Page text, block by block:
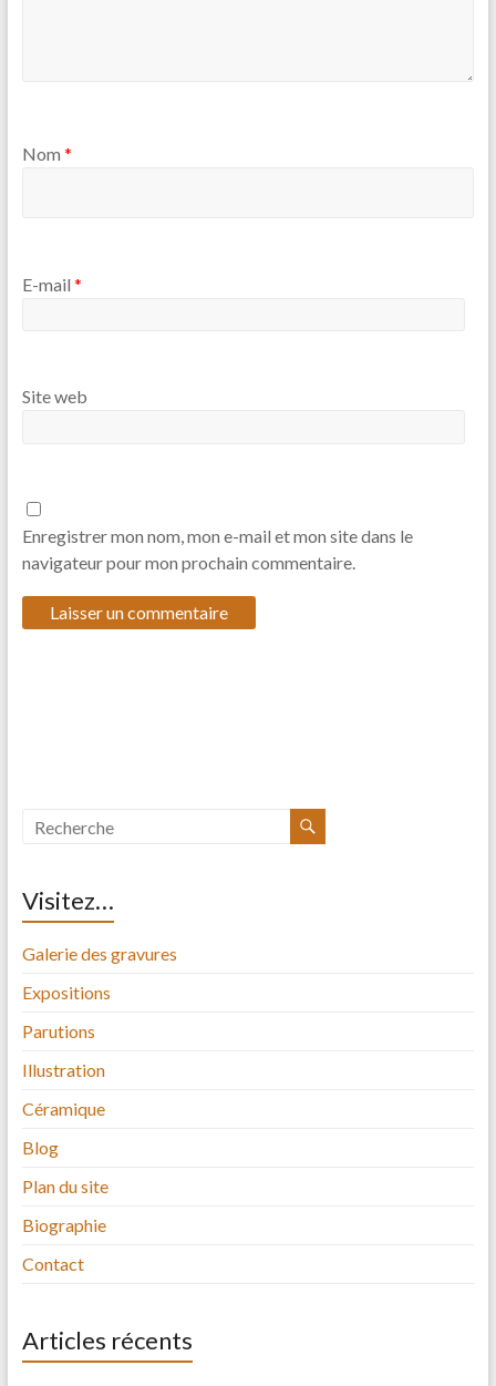
Nom *
E-mail *
Site web
Enregistrer mon nom, mon e-mail et mon site dans le
navigateur pour mon prochain commentaire.
Visitez…
Galerie des gravures
Expositions
Parutions
Illustration
Céramique
Blog
Plan du site
Biographie
Contact
Articles récents